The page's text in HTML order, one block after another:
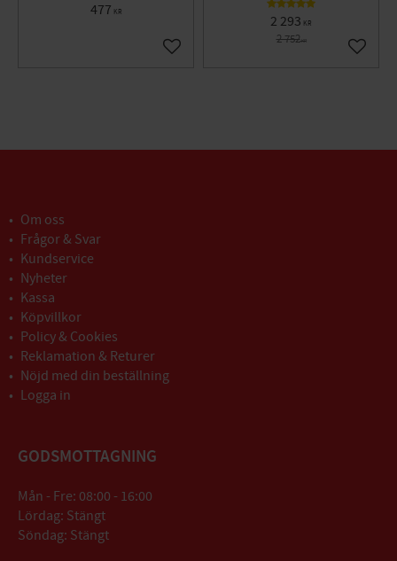
477 KR
Lägg till i favoriter
2 293 KR
2 752KR
Lägg
Om oss
Frågor & Svar
Kundservice
Nyheter
Kassa
Köpvillkor
Policy & Cookies
Reklamation & Returer
Nöjd med din beställning
Logga in
GODSMOTTAGNING
Mån - Fre: 08:00 - 16:00
Lördag: Stängt
Söndag: Stängt